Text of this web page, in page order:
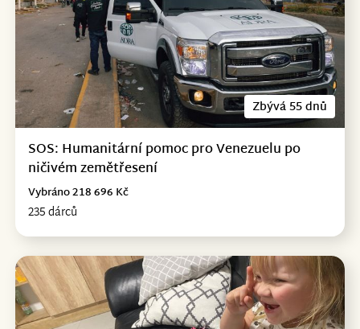
Zbývá 55 dnů
SOS: Humanitární pomoc pro Venezuelu po
ničivém zemětřesení
235 dárců
Vybráno 218 696 Kč